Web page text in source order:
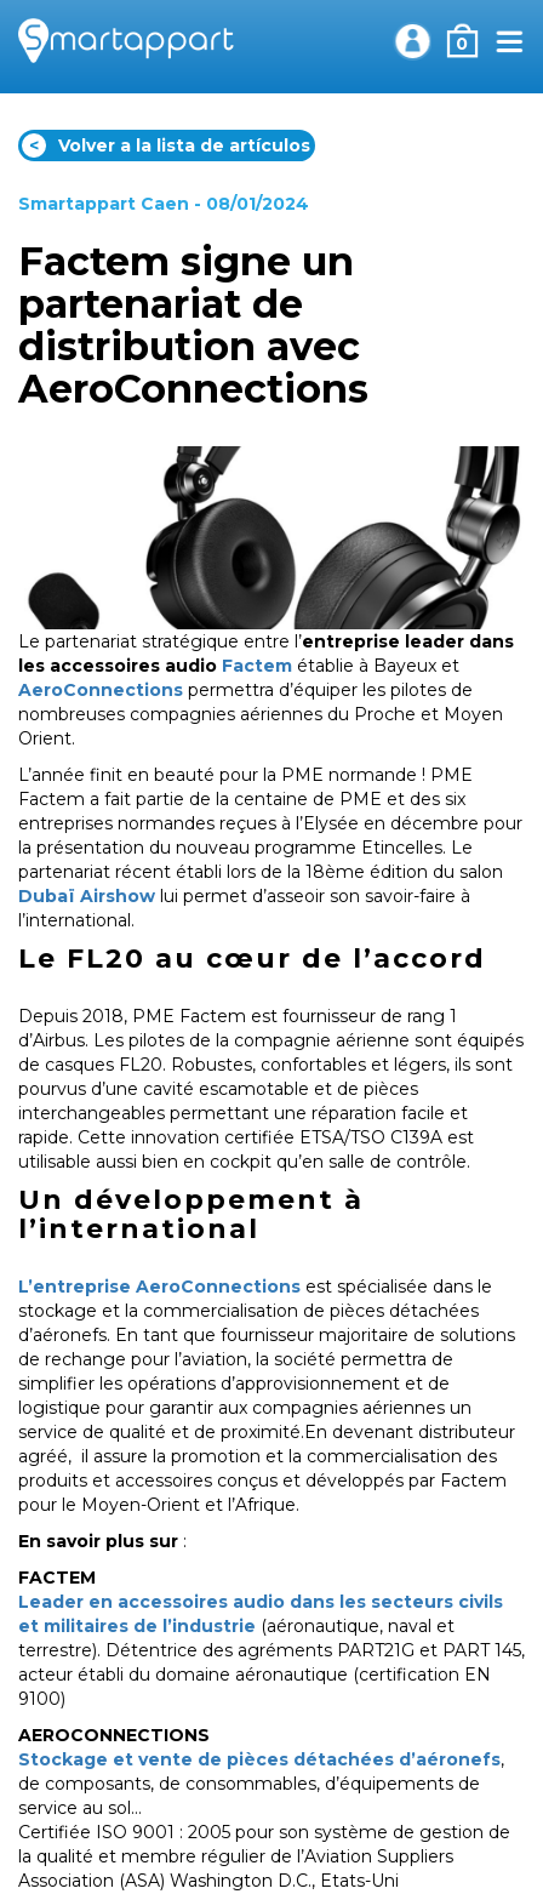
0
< Volver a la lista de artículos
Smartappart Caen - 08/01/2024
Factem signe un
partenariat de
distribution avec
AeroConnections
Le partenariat stratégique entre l’entreprise leader dans
les accessoires audio Factem établie à Bayeux et
AeroConnections permettra d’équiper les pilotes de
nombreuses compagnies aériennes du Proche et Moyen
Orient.
L’année finit en beauté pour la PME normande ! PME
Factem a fait partie de la centaine de PME et des six
entreprises normandes reçues à l’Elysée en décembre pour
la présentation du nouveau programme Etincelles. Le
partenariat récent établi lors de la 18ème édition du salon
Dubaï Airshow lui permet d’asseoir son savoir-faire à
l’international.
Le FL20 au cœur de l’accord
Depuis 2018, PME Factem est fournisseur de rang 1
d’Airbus. Les pilotes de la compagnie aérienne sont équipés
de casques FL20. Robustes, confortables et légers, ils sont
pourvus d’une cavité escamotable et de pièces
interchangeables permettant une réparation facile et
rapide. Cette innovation certifiée ETSA/TSO C139A est
utilisable aussi bien en cockpit qu’en salle de contrôle.
Un développement à
l’international
L’entreprise AeroConnections est spécialisée dans le
stockage et la commercialisation de pièces détachées
d’aéronefs. En tant que fournisseur majoritaire de solutions
de rechange pour l’aviation, la société permettra de
simplifier les opérations d’approvisionnement et de
logistique pour garantir aux compagnies aériennes un
service de qualité et de proximité.En devenant distributeur
agréé, il assure la promotion et la commercialisation des
produits et accessoires conçus et développés par Factem
pour le Moyen-Orient et l’Afrique.
En savoir plus sur :
FACTEM
Leader en accessoires audio dans les secteurs civils
et militaires de l’industrie (aéronautique, naval et
terrestre). Détentrice des agréments PART21G et PART 145,
acteur établi du domaine aéronautique (certification EN
9100)
AEROCONNECTIONS
Stockage et vente de pièces détachées d’aéronefs,
de composants, de consommables, d’équipements de
service au sol…
Certifiée ISO 9001 : 2005 pour son système de gestion de
la qualité et membre régulier de l’Aviation Suppliers
Association (ASA) Washington D.C., Etats-Uni